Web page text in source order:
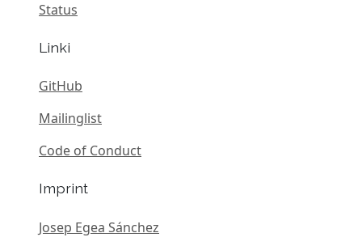
Status
Linki
GitHub
Mailinglist
Code of Conduct
Imprint
Josep Egea Sánchez